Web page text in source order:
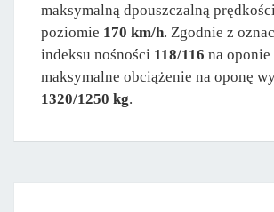
maksymalną dpouszczalną
poziomie 170 km/h. Zgodnie z
indeksu nośności 118/116 na
maksymalne obciążenie na oponę
1320/1250 kg.